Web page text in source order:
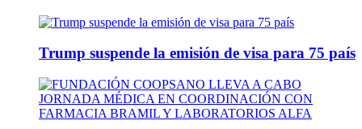
Trump suspende la emisión de visa para 75 país